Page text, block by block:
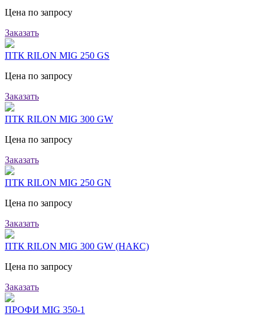
Цена по запросу
Заказать
ПТК RILON MIG 250 GS
Цена по запросу
Заказать
ПТК RILON MIG 300 GW
Цена по запросу
Заказать
ПТК RILON MIG 250 GN
Цена по запросу
Заказать
ПТК RILON MIG 300 GW (НАКС)
Цена по запросу
Заказать
ПРОФИ MIG 350-1